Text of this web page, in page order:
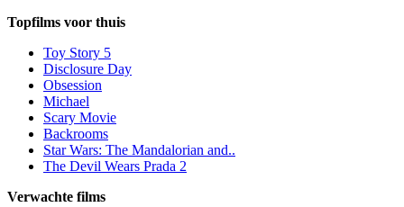
Topfilms voor thuis
Toy Story 5
Disclosure Day
Obsession
Michael
Scary Movie
Backrooms
Star Wars: The Mandalorian and..
The Devil Wears Prada 2
Verwachte films